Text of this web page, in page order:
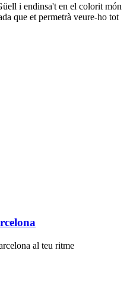
i endinsa't en el colorit món
que et permetrà veure-ho tot
al teu ritme